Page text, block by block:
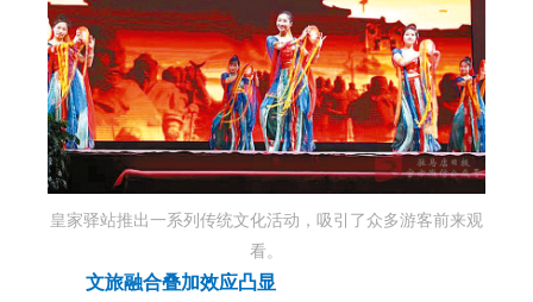
皇家驿站推出一系列传统文化活动，吸引了众多游客前来观
看。
文旅融合叠加效应凸显